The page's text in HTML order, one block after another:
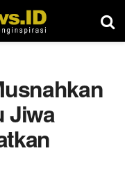
Jiwa